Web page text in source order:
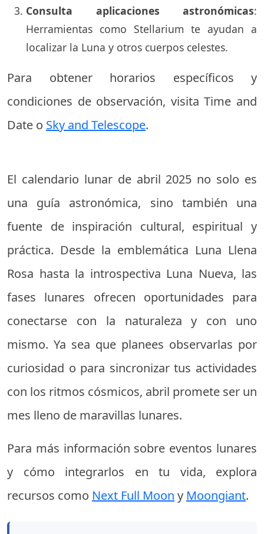
Consulta aplicaciones astronómicas:
Herramientas como Stellarium te ayudan a
localizar la Luna y otros cuerpos celestes.
Para obtener horarios específicos y
condiciones de observación, visitaTime and
Date o Sky and Telescope.
El calendario lunar de abril 2025 no solo es
una guía astronómica, sino también una
fuente de inspiración cultural, espiritual y
práctica. Desde la emblemática Luna Llena
Rosa hasta la introspectiva Luna Nueva, las
fases lunares ofrecen oportunidades para
conectarse con la naturaleza y con uno
mismo. Ya sea que planees observarlas por
curiosidad o para sincronizar tus actividades
con los ritmos cósmicos, abril promete ser un
mes lleno de maravillas lunares.
Para más información sobre eventos lunares
y cómo integrarlos en tu vida, explora
recursos como Next Full Moon y Moongiant.